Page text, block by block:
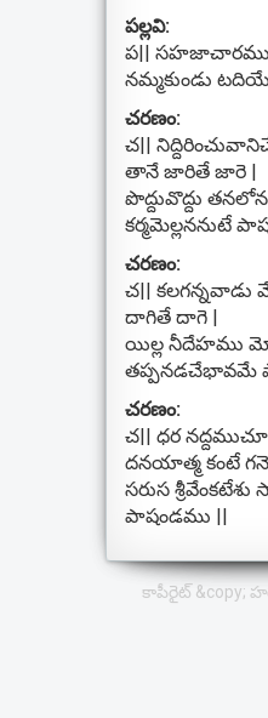
పల్లవి:
ప||
నమ్మకుండు
చరణం:
చ||
తానే జారితే జారె |
పొద్దువొద్దు
కర్మమెల్లననుటే
చరణం:
చ|| కలగన్నవాడు
దాగితే దాగె |
యిల్ల నీదేహము
తప్పనడచేభావమే
చరణం:
చ|| ధర
దనయాత్మ కంటే
సరుస
పాషండము ||
కాపీరైట్ &copy;